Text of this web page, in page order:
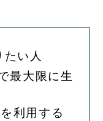
い人
最大限に生
利用する